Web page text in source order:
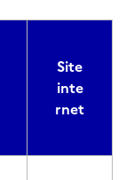
Site
inte
rnet